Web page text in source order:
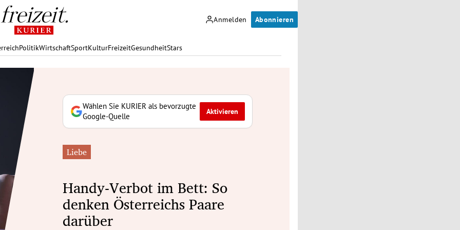
Anmelden Abonnieren
PolitikWirtschaftSportKulturFreizeitGesundheitStars
Wählen Sie KURIER als bevorzugte
Google-Quelle
Aktivieren
Liebe
Handy-Verbot im Bett: So
denken Österreichs Paare
darüber